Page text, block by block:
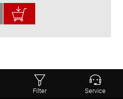
Filter Service